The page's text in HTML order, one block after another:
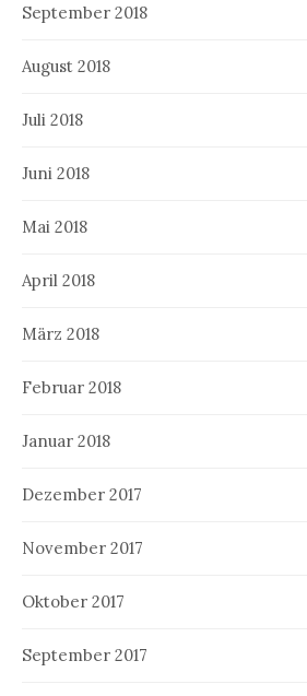
September 2018
August 2018
Juli 2018
Juni 2018
Mai 2018
April 2018
März 2018
Februar 2018
Januar 2018
Dezember 2017
November 2017
Oktober 2017
September 2017